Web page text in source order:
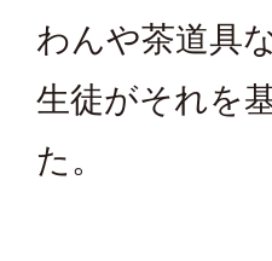
わんや茶道具
生徒がそれを
た。